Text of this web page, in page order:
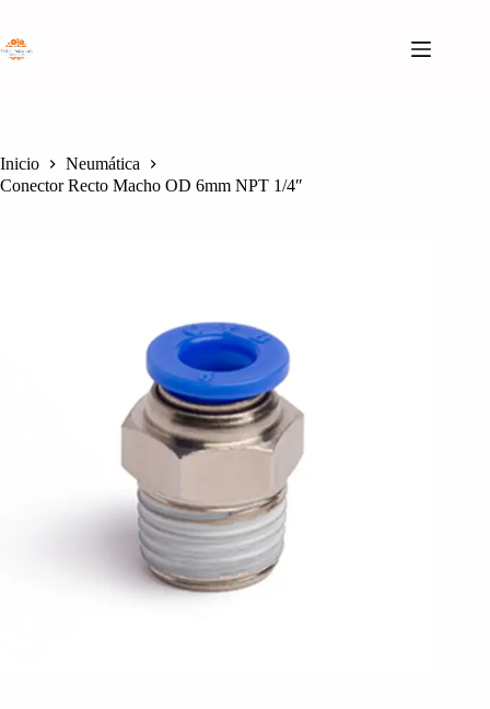
contenido
Inicio
Neumática
Conector Recto Macho OD 6mm NPT 1/4″